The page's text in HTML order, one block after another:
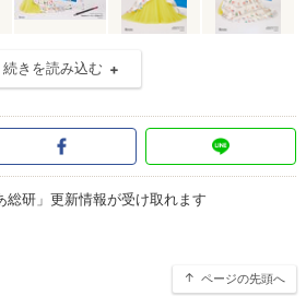
続きを読み込む
総研」更新情報が受け取れます
ページの先頭へ